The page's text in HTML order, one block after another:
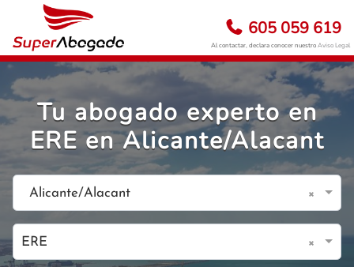
605 059 619
Al contactar, declara conocer nuestroAviso Legal
Tu abogado experto en
ERE en Alicante/Alacant
Alicante/Alacant ×
ERE ×